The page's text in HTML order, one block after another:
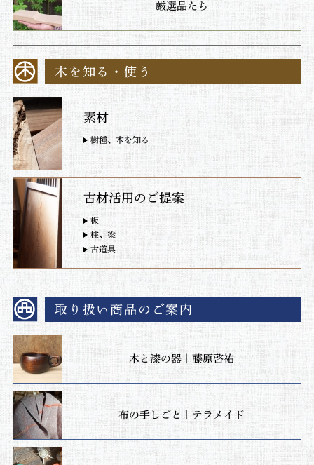
厳選品たち
木を知る・使う
素材
樹種、木を知る
古材活用のご提案
板
柱、梁
古道具
取り扱い商品のご案内
木と漆の器｜藤原啓祐
布の手しごと｜テラメイド